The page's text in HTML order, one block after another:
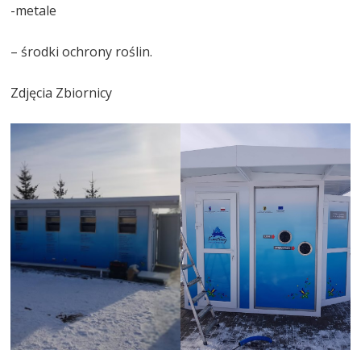
-metale
– środki ochrony roślin.
Zdjęcia Zbiornicy